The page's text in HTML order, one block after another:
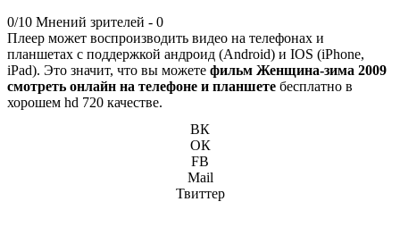
0/10 Мнений зрителей - 0
Плеер может воспроизводить видео на телефонах и
планшетах с поддержкой андроид (Android) и IOS (iPhone,
iPad). Это значит, что вы можете фильм Женщина-зима 2009
смотреть онлайн на телефоне и планшете бесплатно в
хорошем hd 720 качестве.
ВК
ОК
FB
Mail
Твиттер